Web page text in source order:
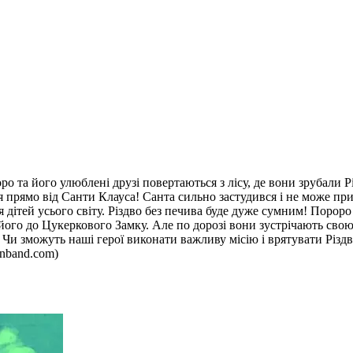
його улюблені друзі повертаються з лісу, де вони зрубали
від Санти Клауса! Санта сильно застудився і не може
усього світу. Різдво без печива буде дуже сумним!
до Цукеркового Замку. Але по дорозі вони зустрічають
зможуть наші герої виконати важливу місію і врятувати